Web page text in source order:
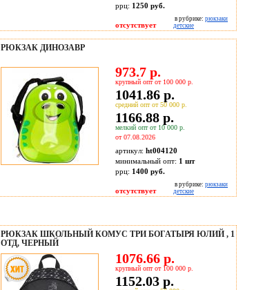
ррц: 1250 руб.
отсутствует
в рубрике: рюкзаки
детские
РЮКЗАК ДИНОЗАВР
973.7 р.
крупный опт от 100 000 р.
1041.86 р.
средний опт от 50 000 р.
1166.88 р.
мелкий опт от 10 000 р.
от 07.08.2026
артикул: ht004120
минимальный опт: 1 шт
ррц: 1400 руб.
отсутствует
в рубрике: рюкзаки
детские
РЮКЗАК ШКОЛЬНЫЙ КОМУС ТРИ БОГАТЫРЯ ЮЛИЙ , 1
ОТД, ЧЕРНЫЙ
1076.66 р.
крупный опт от 100 000 р.
1152.03 р.